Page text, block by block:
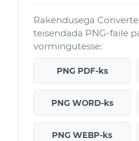
Rakendusega
teisendada PNG-faile
vormingutesse:
PNG PDF-ks
PNG WORD-ks
PNG WEBP-ks